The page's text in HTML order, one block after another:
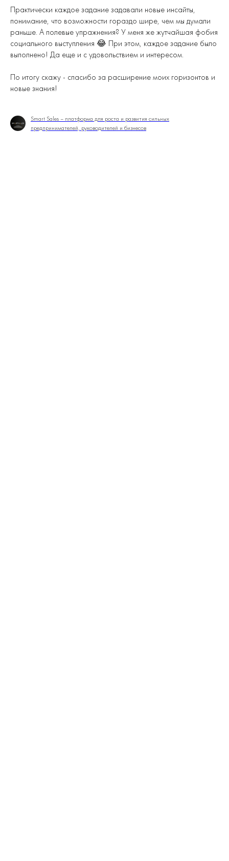
Практически каждое задание задавали новые инсайты,
понимание, что возможности гораздо шире, чем мы думали
раньше. А полевые упражнения? У меня же жутчайшая фобия
социального выступления 😂 При этом, каждое задание было
выполнено! Да еще и с удовольствием и интересом.
По итогу скажу - спасибо за расширение моих горизонтов и
новые знания!
Smart Sales – платформа для роста и развития сильных
предпринимателей, руководителей и бизнесов